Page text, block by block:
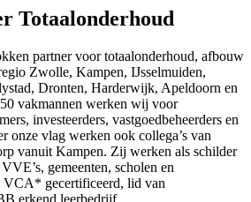
Totaalonderhoud
partner voor totaalonderhoud, afbouw
Zwolle, Kampen, IJsselmuiden,
Dronten, Harderwijk, Apeldoorn en
vakmannen werken wij voor
investeerders, vastgoedbeheerders en
onze vlag werken ook collega’s van
vanuit Kampen. Zij werken als schilder
gemeenten, scholen en
VCA* gecertificeerd, lid van